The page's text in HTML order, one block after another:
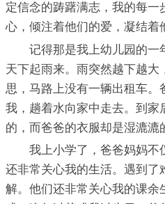
定信念的踌躇满志，我的每一
心，倾注着他们的爱，凝结着
记得那是我上幼儿园的一
天下起雨来。雨突然越下越大
思，马路上没有一辆出租车
我，趟着水向家中走去。到家
的，而爸爸的衣服却是湿漉漉
我上小学了，爸爸妈妈不
还非常关心我的生活。遇到了
解。他们还非常关心我的课余